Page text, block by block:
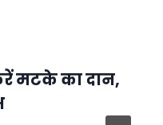
मटके का दान,